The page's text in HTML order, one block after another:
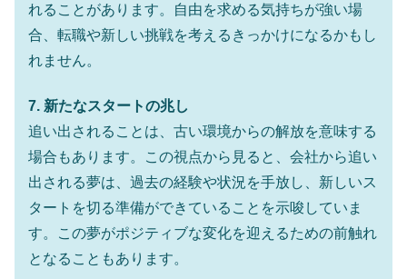
れることがあります。自由を求める気持ちが強い場
合、転職や新しい挑戦を考えるきっかけになるかもし
れません。
7. 新たなスタートの兆し
追い出されることは、古い環境からの解放を意味する
場合もあります。この視点から見ると、会社から追い
出される夢は、過去の経験や状況を手放し、新しいス
タートを切る準備ができていることを示唆していま
す。この夢がポジティブな変化を迎えるための前触れ
となることもあります。